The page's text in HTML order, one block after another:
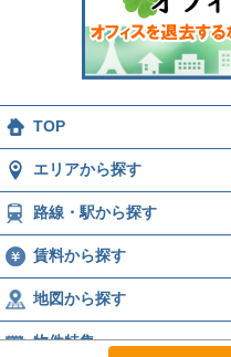
TOP
エリアから探す
路線・駅から探す
賃料から探す
地図から探す
物件特集